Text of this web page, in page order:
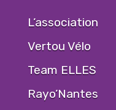
L’association
Vertou Vélo
Team ELLES
Rayo’Nantes